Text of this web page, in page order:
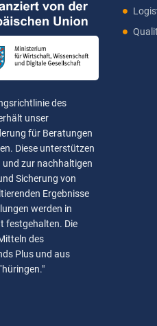
des
unser
für Beratungen
Diese unterstützen
zur nachhaltigen
Sicherung von
Ergebnisse
werden in
festgehalten. Die
des
Plus und aus